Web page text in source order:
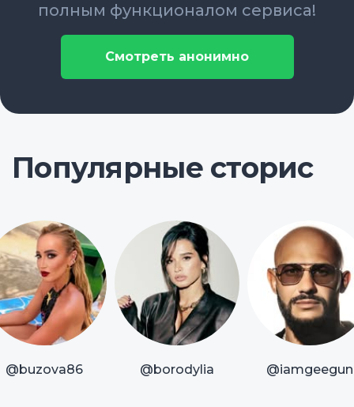
полным функционалом сервиса!
Смотреть анонимно
Популярные сторис
@buzova86 @borodylia @iamgeegun